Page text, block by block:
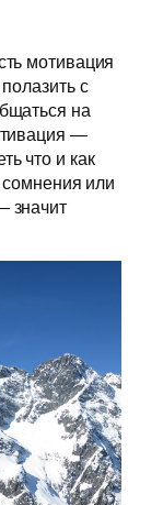
мотивация
с
на
—
что и как
сомнения или
значит